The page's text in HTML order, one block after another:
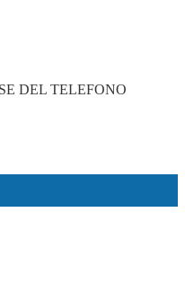
DEL TELEFONO